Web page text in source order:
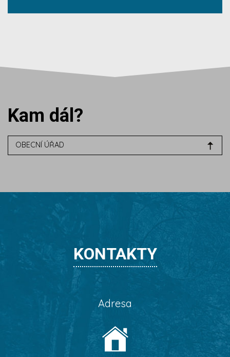
Kam dál?
OBECNÍ ÚŘAD
KONTAKTY
Adresa